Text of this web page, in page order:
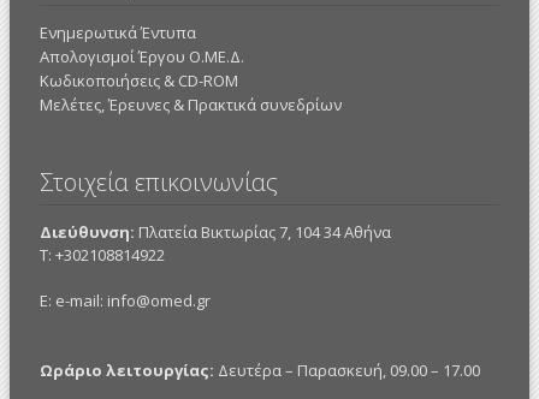
Ενημερωτικά Έντυπα
Απολογισμοί Έργου Ο.ΜΕ.Δ.
Κωδικοποιήσεις & CD-ROM
Mελέτες, Έρευνες & Πρακτικά συνεδρίων
Στοιχεία επικοινωνίας
Διεύθυνση: Πλατεία Βικτωρίας 7, 104 34 Αθήνα
Τ: +302108814922
E: e-mail: info@omed.gr
Ωράριο λειτουργίας: Δευτέρα – Παρασκευή, 09.00 – 17.00